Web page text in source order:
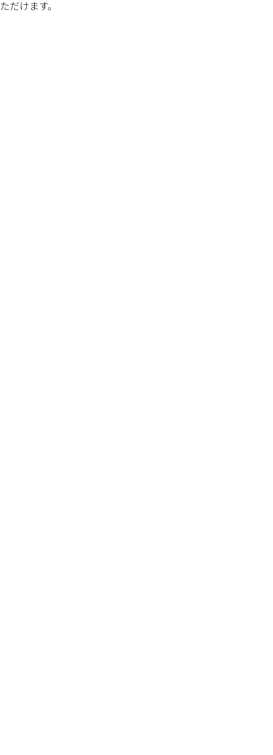
ただけます。